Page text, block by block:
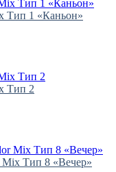
Тип 1 «Каньон»
Тип 2
Mix Тип 8 «Вечер»